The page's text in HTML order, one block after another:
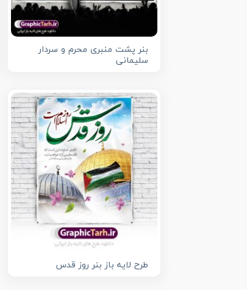
بنر پشت منبری محرم و سردار
سلیمانی
طرح لایه باز بنر روز قدس